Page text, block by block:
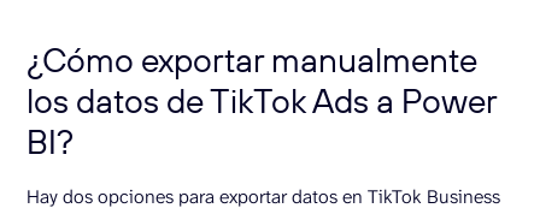
¿Cómo exportar manualmente
los datos de TikTok Ads a Power
BI?
Hay dos opciones para exportar datos en TikTok Business